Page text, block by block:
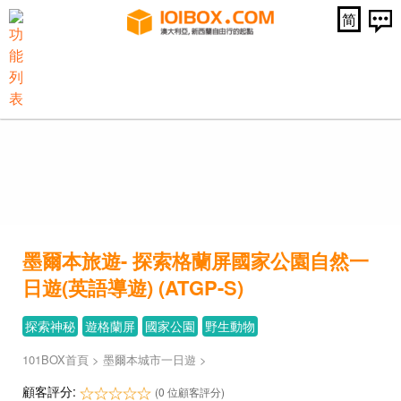
简
墨爾本旅遊- 探索格蘭屏國家公園自然一
日遊(英語導遊) (ATGP-S)
探索神秘 遊格蘭屏 國家公園 野生動物
101BOX首頁 > 墨爾本城市一日遊 >
顧客評分: (0 位顧客評分)